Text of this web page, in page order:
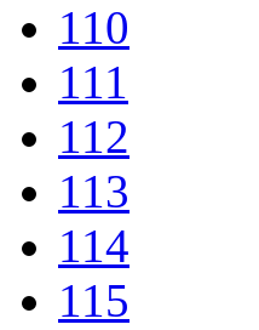
110
111
112
113
114
115